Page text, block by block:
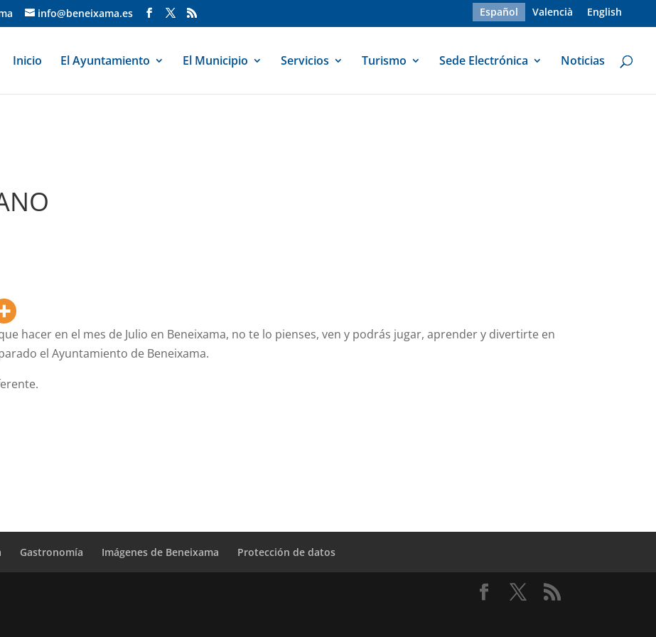
info@beneixama.es Español Valencià English
Inicio El Ayuntamiento El Municipio Servicios Turismo Sede Electrónica Noticias
hacer en el mes de Julio en Beneixama, no te lo pienses, ven y podrás jugar, aprender y divertirte en
el Ayuntamiento de Beneixama.
Gastronomía Imágenes de Beneixama Protección de datos